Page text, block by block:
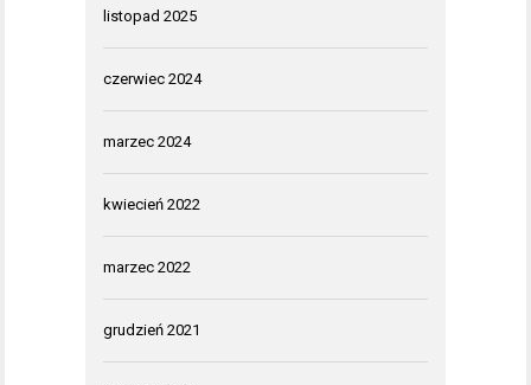
listopad 2025
czerwiec 2024
marzec 2024
kwiecień 2022
marzec 2022
grudzień 2021